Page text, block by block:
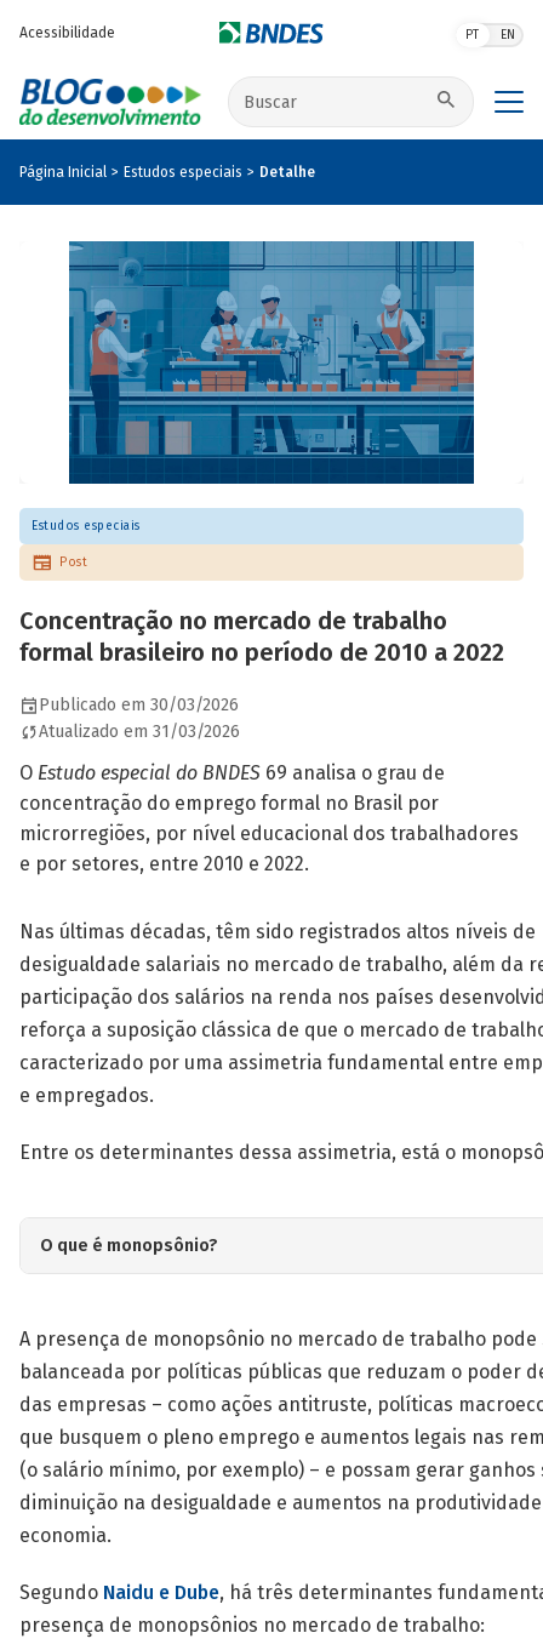
Acessibilidade PT EN
Buscar no site
Página Inicial Estudos especiais Detalhe
Estudos especiais
Post
Concentração no mercado de trabalho
formal brasileiro no período de 2010 a 2022
Publicado em 30/03/2026
Atualizado em 31/03/2026
O Estudo especial do BNDES 69 analisa o grau de
concentração do emprego formal no Brasil por
microrregiões, por nível educacional dos trabalhadores
e por setores, entre 2010 e 2022.
Nas últimas décadas, têm sido registrados altos níveis de
desigualdade salariais no mercado de trabalho, além da
participação dos salários na renda nos países
reforça a suposição clássica de que o mercado de
caracterizado por uma assimetria fundamental entre
e empregados.
Entre os determinantes dessa assimetria, está o
O que é monopsônio?
trabalho. Quando as vagas de emprego em um
mercado local estão concentradas em poucas
quando o custo de mudar de emprego é muito alto
trabalhador, o empregador pode oferecer salários
sem receio de perder o empregado para empresas
concorrentes(OECD, 2021)
A presença de monopsônio no mercado de trabalho pode
balanceada por políticas públicas que reduzam o poder
das empresas – como ações antitruste, políticas
que busquem o pleno emprego e aumentos legais nas
(o salário mínimo, por exemplo) – e possam gerar ganhos
diminuição na desigualdade e aumentos na
economia.
Segundo Naidu e Dube, há três determinantes
presença de monopsônios no mercado de trabalho: